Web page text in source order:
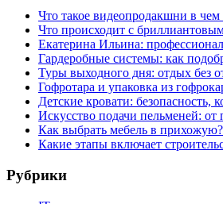
Что такое видеопродакшни в чем
Что происходит с
Екатерина Ильина:
Гардеробные системы: как
Туры выходного дня: отдых без
Гофротара и упаковка из
Детские кровати: безопасность,
Искусство подачи пельменей: от
Как выбрать мебель в прихожую?
Какие этапы включает
Рубрики